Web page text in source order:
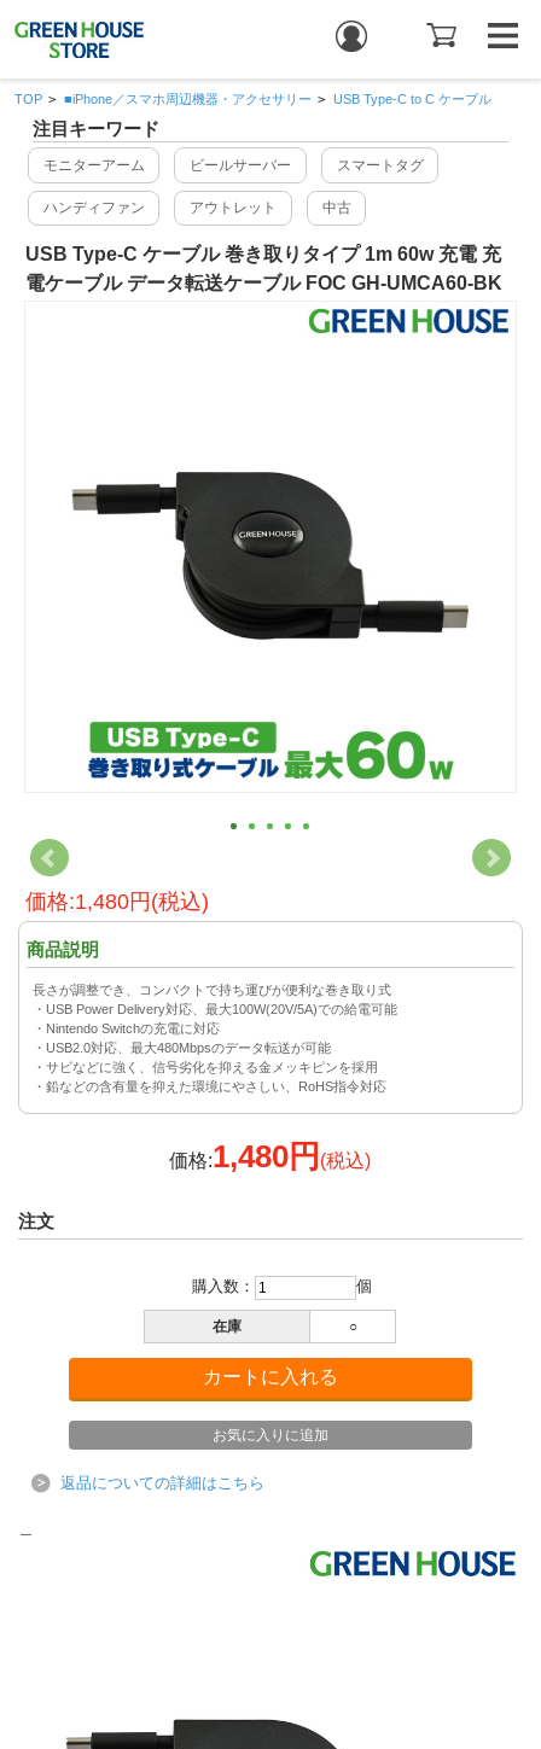
TOP > ■iPhone／スマホ周辺機器・アクセサリー > USB Type-C to C ケーブル
注目キーワード
モニターアーム ビールサーバー スマートタグ
ハンディファン アウトレット 中古
USB Type-C ケーブル 巻き取りタイプ 1m 60w 充電 充
電ケーブル データ転送ケーブル FOC GH-UMCA60-BK
価格:1,480円(税込)
商品説明
長さが調整でき、コンパクトで持ち運びが便利な巻き取り式
・USB Power Delivery対応、最大100W(20V/5A)での給電可能
・Nintendo Switchの充電に対応
・USB2.0対応、最大480Mbpsのデータ転送が可能
・サビなどに強く、信号劣化を抑える金メッキピンを採用
・鉛などの含有量を抑えた環境にやさしい、RoHS指令対応
価格:1,480円 (税込)
注文
購入数： 個
在庫 ○
返品についての詳細はこちら